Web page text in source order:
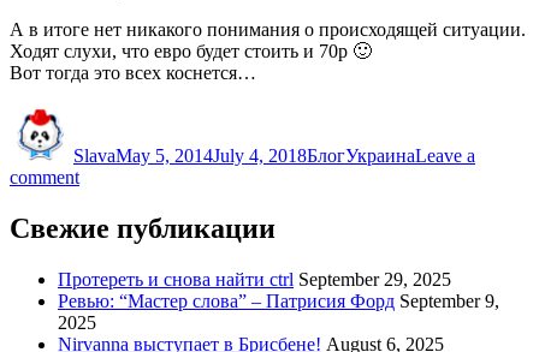
А в итоге нет никакого понимания о происходящей ситуации.
Ходят слухи, что евро будет стоить и 70р 🙂
Вот тогда это всех коснется…
SlavaMay 5, 2014July 4, 2018БлогУкраинаLeave a
commenton
Свежие публикации
Протереть и снова найти ctrl September 29, 2025
Ревью: “Мастер слова” – Патрисия Форд September 9,
2025
Nirvanna выступает в Брисбене! August 6, 2025